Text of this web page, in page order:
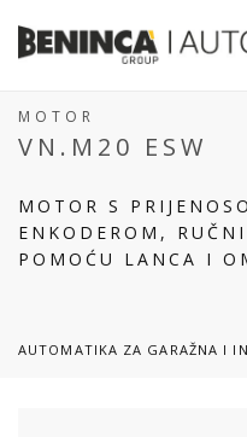
MOTOR
VN.M20 ESW
MOTOR S
ENKODEROM,
POMOĆU LANCA I
AUTOMATIKA ZA GARAŽNA I